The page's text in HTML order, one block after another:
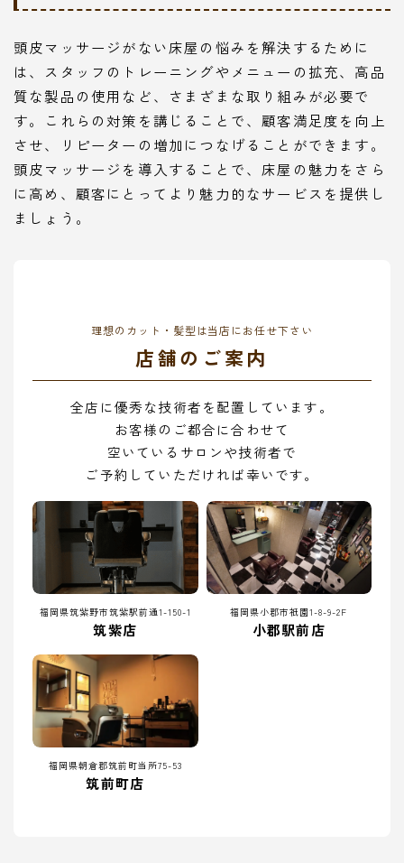
頭皮マッサージがない床屋の悩みを解決するために
は、スタッフのトレーニングやメニューの拡充、高品
質な製品の使用など、さまざまな取り組みが必要で
す。これらの対策を講じることで、顧客満足度を向上
させ、リピーターの増加につなげることができます。
頭皮マッサージを導入することで、床屋の魅力をさら
に高め、顧客にとってより魅力的なサービスを提供し
ましょう。
理想のカット・髪型は当店にお任せ下さい
店舗のご案内
全店に優秀な技術者を配置しています。
お客様のご都合に合わせて
空いているサロンや技術者で
ご予約していただければ幸いです。
福岡県筑紫野市筑紫駅前通1-150-1
筑紫店
福岡県小郡市祇園1-8-9-2F
小郡駅前店
福岡県朝倉郡筑前町当所75-53
筑前町店